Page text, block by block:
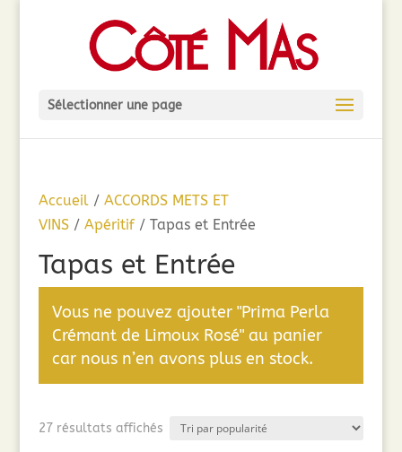
Sélectionner une page
Accueil/ ACCORDS METS ET
VINS/ Apéritif/ Tapas et Entrée
Tapas et Entrée
Vous ne pouvez ajouter "Prima Perla
Crémant de Limoux Rosé" au panier
car nous n’en avons plus en stock.
27 résultats affichésTrié